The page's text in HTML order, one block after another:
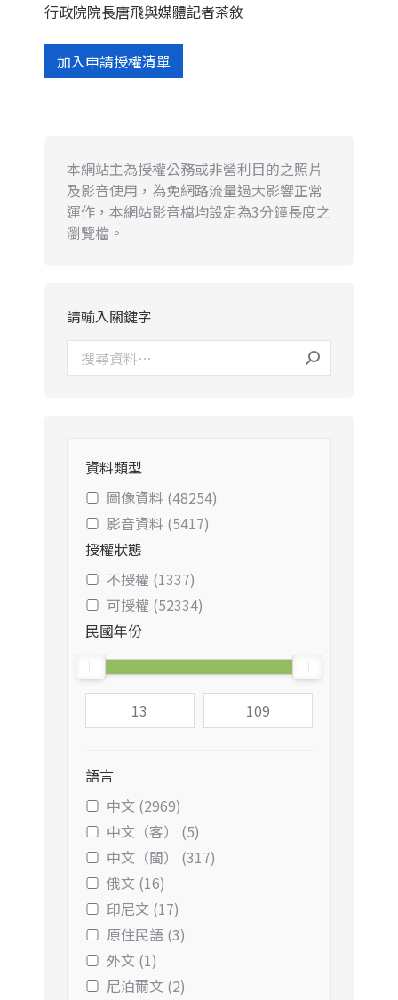
行政院院長唐飛與媒體記者茶敘
加入申請授權清單
本網站主為授權公務或非營利目的之照片
及影音使用，為免網路流量過大影響正常
運作，本網站影音檔均設定為3分鐘長度之
瀏覽檔。
請輸入關鍵字
資料類型
圖像資料 (48254)
影音資料 (5417)
授權狀態
不授權 (1337)
可授權 (52334)
民國年份
語言
中文 (2969)
中文（客） (5)
中文（閩） (317)
俄文 (16)
印尼文 (17)
原住民語 (3)
外文 (1)
尼泊爾文 (2)